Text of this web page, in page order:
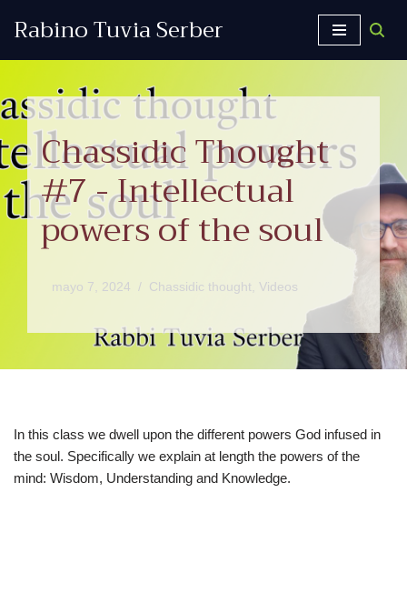
contenido
Rabino Tuvia Serber
Chassidic Thought
#7 - Intellectual
powers of the soul
mayo 7, 2024 Chassidic thought Videos
In this class we dwell upon the different powers God infused in
the soul. Specifically we explain at length the powers of the
mind: Wisdom, Understanding and Knowledge.